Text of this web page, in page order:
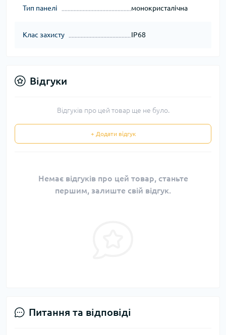
Тип панелі монокристалічна
Клас захисту IP68
Відгуки
Відгуків про цей товар ще не було.
+ Додати відгук
Немає відгуків про цей товар, станьте
першим, залиште свій відгук.
Питання та відповіді